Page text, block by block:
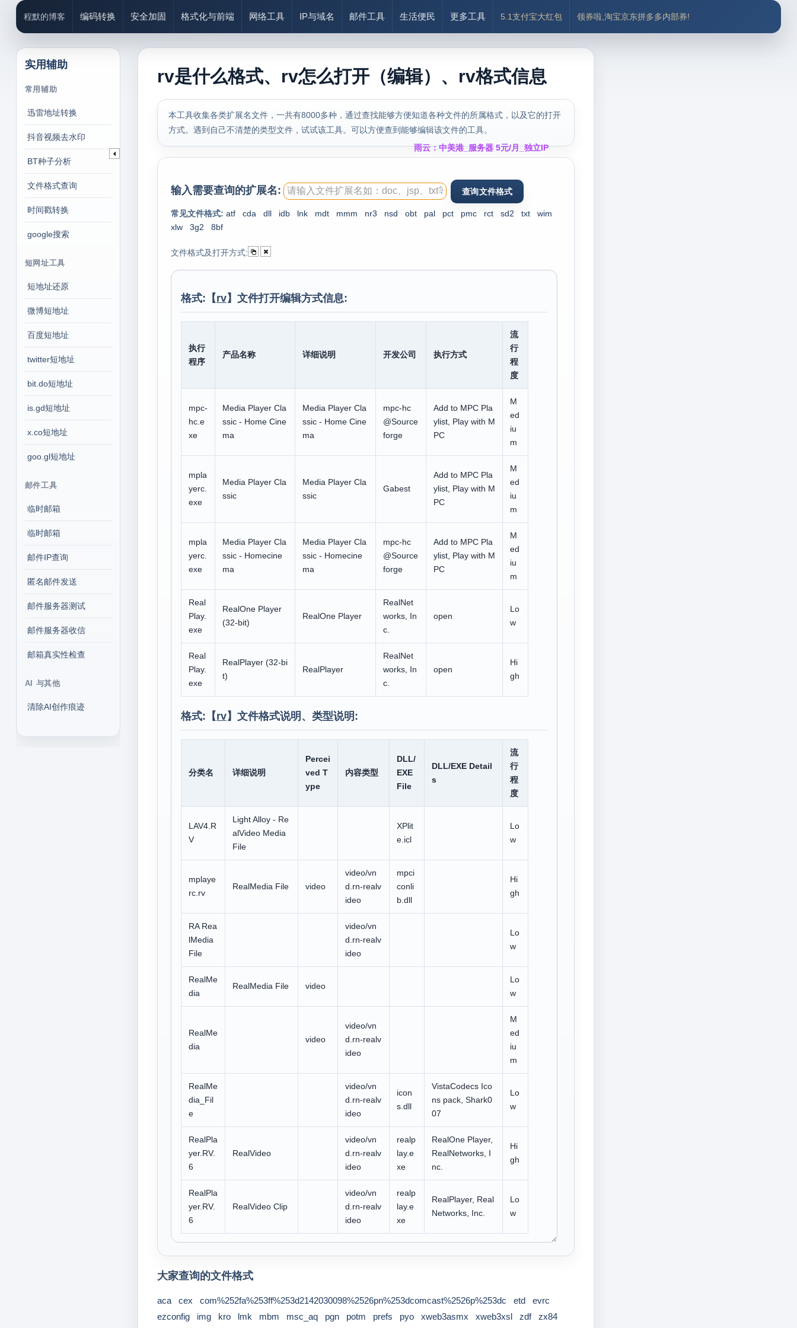
程默的博客 编码转换 安全加固 格式化与前端 网络工具 IP与域名 邮件工具 生活便民 更多工具 5.1支付宝大红包 领券啦,淘宝京东拼多多内部券!
实用辅助
常用辅助
迅雷地址转换
抖音视频去水印
BT种子分析
文件格式查询
时间戳转换
google搜索
短网址工具
短地址还原
微博短地址
百度短地址
twitter短地址
bit.do短地址
is.gd短地址
x.co短地址
goo.gl短地址
邮件工具
临时邮箱
临时邮箱
邮件IP查询
匿名邮件发送
邮件服务器测试
邮件服务器收信
邮箱真实性检查
AI 与其他
清除AI创作痕迹
rv是什么格式、rv怎么打开（编辑）、rv格式信息
本工具收集各类扩展名文件，一共有8000多种，通过查找能够方便知道各种文件的所属格式，以及它的打开
方式。遇到自己不清楚的类型文件，试试该工具。可以方便查到能够编辑该文件的工具。
雨云：中美港_服务器 5元/月_独立IP
输入需要查询的扩展名:
常见文件格式: atf cda dll idb lnk mdt mmm nr3 nsd obt pal pct pmc rct sd2 txt
wim
xlw
3g2 8bf
文件格式及打开方式:
格式:【rv】文件打开编辑方式信息:
执行
程序
产品名称 详细说明 开发公司 执行方式
流
行
程
度
mpc-
hc.e
xe
Media Player Cla
ssic - Home Cine
ma
Media Player Cla
ssic - Home Cine
ma
mpc-hc
@Source
forge
Add to MPC Pla
ylist, Play with M
PC
M
ed
iu
m
mpla
yerc.
exe
Media Player Cla
ssic
Media Player Cla
ssic
Gabest
Add to MPC Pla
ylist, Play with M
PC
M
ed
iu
m
mpla
yerc.
exe
Media Player Cla
ssic - Homecine
ma
Media Player Cla
ssic - Homecine
ma
mpc-hc
@Source
forge
Add to MPC Pla
ylist, Play with M
PC
M
ed
iu
m
Real
Play.
exe
RealOne Player
(32-bit)
RealOne Player
RealNet
works, In
c.
open
Lo
w
Real
Play.
exe
RealPlayer (32-bi
t)
RealPlayer
RealNet
works, In
c.
open
Hi
gh
格式:【rv】文件格式说明、类型说明:
分类名 详细说明
Percei
ved T
ype
内容类型
DLL/
EXE
File
DLL/EXE Detail
s
流
行
程
度
LAV4.R
V
Light Alloy - Re
alVideo Media
File
XPlit
e.icl
Lo
w
mplaye
rc.rv
RealMedia File video
video/vn
d.rn-realv
ideo
mpci
conli
b.dll
Hi
gh
RA Rea
lMedia
File
video/vn
d.rn-realv
ideo
Lo
w
RealMe
dia
RealMedia File video
Lo
w
RealMe
dia
video
video/vn
d.rn-realv
ideo
M
ed
iu
m
RealMe
dia_Fil
e
video/vn
d.rn-realv
ideo
icon
s.dll
VistaCodecs Ico
ns pack, Shark0
07
Lo
w
RealPla
yer.RV.
6
RealVideo
video/vn
d.rn-realv
ideo
realp
lay.e
xe
RealOne Player,
RealNetworks, I
nc.
Hi
gh
RealPla
yer.RV.
6
RealVideo Clip
video/vn
d.rn-realv
ideo
realp
lay.e
xe
RealPlayer, Real
Networks, Inc.
Lo
w
大家查询的文件格式
aca cex com%252fa%253ff%253d2142030098%2526pn%253dcomcast%2526p%253dc etd
evrc
ezconfig
img kro lmk mbm msc_aq pgn potm prefs pyo xweb3asmx xweb3xsl zdf
zx84